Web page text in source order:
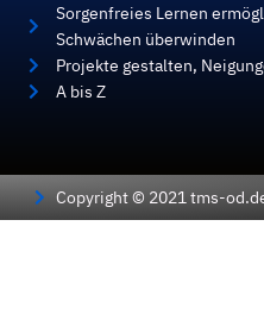
Sorgenfreies Lernen
Schwächen überwinden
Projekte gestalten,
A bis Z
Copyright © 2021 tms-